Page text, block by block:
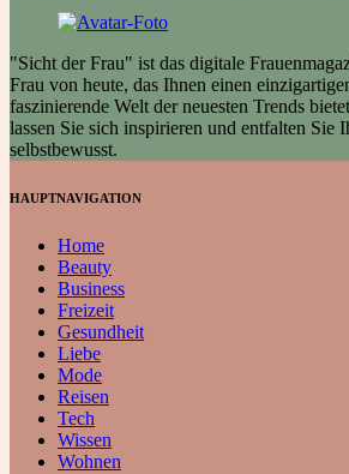
"Sicht der Frau" ist das digitale
Frau von heute, das Ihnen einen
faszinierende Welt der neuesten Trends
lassen Sie sich inspirieren und entfalten Sie
selbstbewusst.
HAUPTNAVIGATION
Home
Beauty
Business
Freizeit
Gesundheit
Liebe
Mode
Reisen
Tech
Wissen
Wohnen